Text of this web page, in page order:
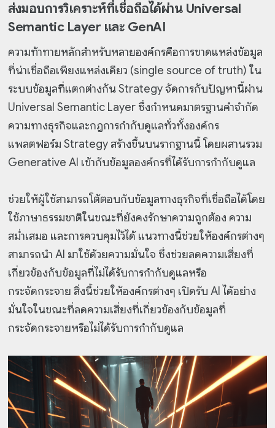
ส่งมอบการวิเคราะห์ที่เชื่อถือได้ผ่าน Universal
Semantic Layer และ GenAI
ความท้าทายหลักสำหรับหลายองค์กรคือการขาดแหล่งข้อมูล
ที่น่าเชื่อถือเพียงแหล่งเดียว (single source of truth) ใน
ระบบข้อมูลที่แตกต่างกัน Strategy จัดการกับปัญหานี้ผ่าน
Universal Semantic Layer ซึ่งกำหนดมาตรฐานคำจำกัด
ความทางธุรกิจและกฎการกำกับดูแลทั่วทั้งองค์กร
แพลตฟอร์ม Strategy สร้างขึ้นบนรากฐานนี้ โดยผสานรวม
Generative AI เข้ากับข้อมูลองค์กรที่ได้รับการกำกับดูแล
ช่วยให้ผู้ใช้สามารถโต้ตอบกับข้อมูลทางธุรกิจที่เชื่อถือได้โดย
ใช้ภาษาธรรมชาติในขณะที่ยังคงรักษาความถูกต้อง ความ
สม่ำเสมอ และการควบคุมไว้ได้ แนวทางนี้ช่วยให้องค์กรต่างๆ
สามารถนำ AI มาใช้ด้วยความมั่นใจ ซึ่งช่วยลดความเสี่ยงที่
เกี่ยวข้องกับข้อมูลที่ไม่ได้รับการกำกับดูแลหรือ
กระจัดกระจาย สิ่งนี้ช่วยให้องค์กรต่างๆ เปิดรับ AI ได้อย่าง
มั่นใจในขณะที่ลดความเสี่ยงที่เกี่ยวข้องกับข้อมูลที่
กระจัดกระจายหรือไม่ได้รับการกำกับดูแล